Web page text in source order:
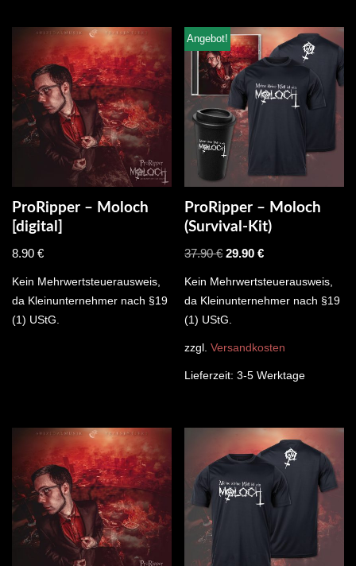
ProRipper – Moloch
[digital]
8.90 €
Kein Mehrwertsteuerausweis,
da Kleinunternehmer nach §19
(1) UStG.
Angebot!
ProRipper – Moloch
(Survival-Kit)
37.90€ 29.90€
Kein Mehrwertsteuerausweis,
da Kleinunternehmer nach §19
(1) UStG.
zzgl.Versandkosten
Lieferzeit:3-5 Werktage